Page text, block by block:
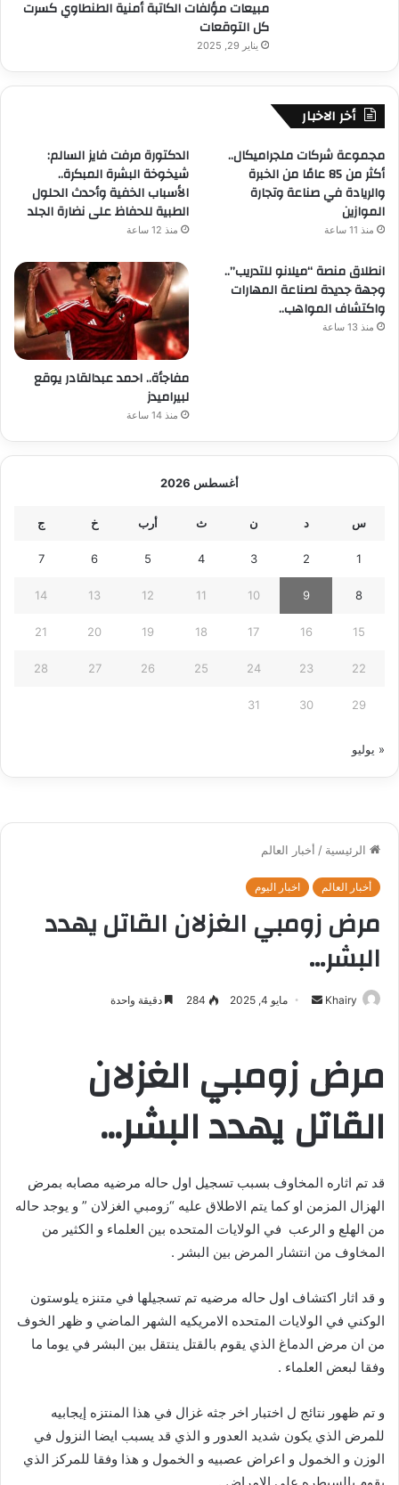
مبيعات مؤلفات الكاتبة أمنية الطنطاوي كسرت
كل التوقعات
يناير 29, 2025
أخر الاخبار
مجموعة شركات ملجراميكال..
أكثر من 85 عامًا من الخبرة
والريادة في صناعة وتجارة
الموازين
منذ 11 ساعة
الدكتورة مرفت فايز السالم:
شيخوخة البشرة المبكرة..
الأسباب الخفية وأحدث الحلول
الطبية للحفاظ على نضارة الجلد
منذ 12 ساعة
انطلاق منصة “ميلانو للتدريب”..
وجهة جديدة لصناعة المهارات
واكتشاف المواهب..
منذ 13 ساعة
مفاجأة.. احمد عبدالقادر يوقع
لبيراميدز
منذ 14 ساعة
أغسطس 2026
س د ن ث أرب خ ج
1
2
3
4
5
6
7
8
9
10
11
12
13
14
15
16
17
18
19
20
21
22
23
24
25
26
27
28
29
30
31
« يوليو